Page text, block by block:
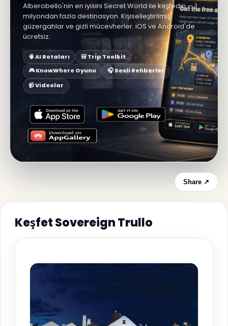
Alberobello'nin en iyisini Secret World ile keşfedin — 1
milyondan fazla destinasyon. Kişiselleştirilmiş
güzergahlar ve gizli mücevherler. iOS ve Android'de
ücretsiz.
🧠 AI Rotaları
🎒 Trip Toolkit
🎮 KnowWhere Oyunu
🎧 Sesli Rehberler
📹 Videolar
Share ↗
Keşfet Sovereign Trullo